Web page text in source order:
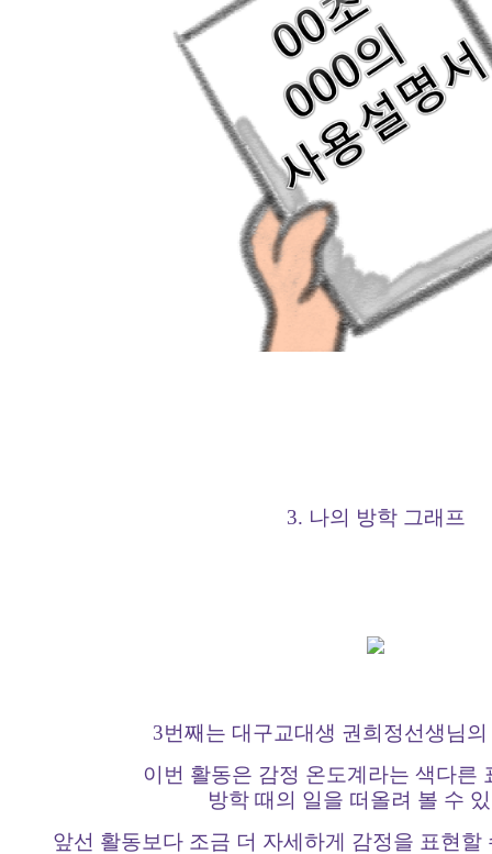
3. 나의 방학 그래프
3번째는 대구교대생 권희정선생님
이번 활동은 감정 온도계라는 색다른
방학 때의 일을 떠올려 볼 수
앞선 활동보다 조금 더 자세하게 감정을 표현할